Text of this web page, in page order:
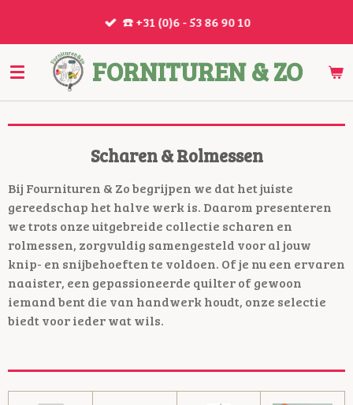
de
hoofdinhoud
FORNITUREN & ZO
☎️ +31 (0)6 - 53 86 90 10
Scharen & Rolmessen
Bij Fournituren & Zo begrijpen we dat het juiste
gereedschap het halve werk is. Daarom presenteren
we trots onze uitgebreide collectie scharen en
rolmessen, zorgvuldig samengesteld voor al jouw
knip- en snijbehoeften te voldoen. Of je nu een ervaren
naaister, een gepassioneerde quilter of gewoon
iemand bent die van handwerk houdt, onze selectie
biedt voor ieder wat wils.